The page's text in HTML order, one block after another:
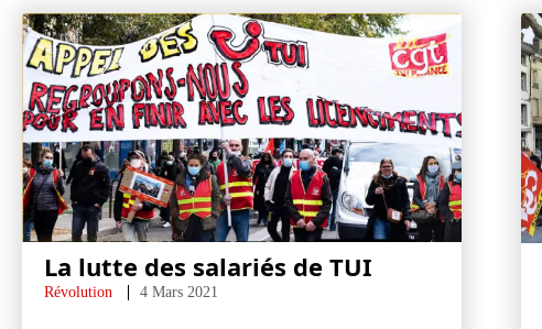
La lutte des salariés de TUI
Révolution 4 Mars 2021